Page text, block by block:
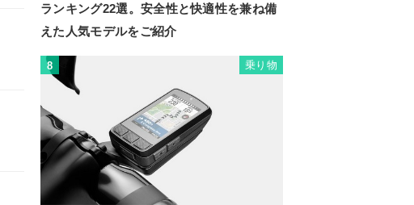
ランキング22選。安全性と快適性を兼ね備
えた人気モデルをご紹介
8 乗り物